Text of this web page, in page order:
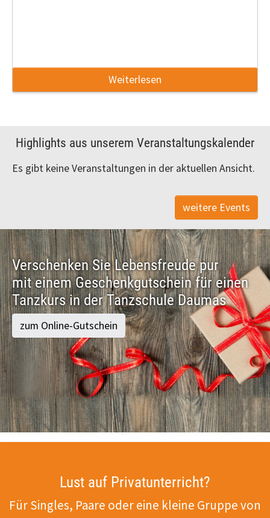
Weiterlesen
Highlights aus unserem Veranstaltungskalender
Es gibt keine Veranstaltungen in der aktuellen Ansicht.
weitere Events
Verschenken Sie Lebensfreude pur
mit einem Geschenkgutschein für einen
Tanzkurs in der Tanzschule Daumas
zum Online-Gutschein
Lust auf Privatunterricht?
Für Singles, Paare oder eine kleine Gruppe von